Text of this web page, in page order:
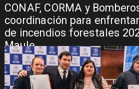
CONAF, CORMA y
coordinación para
de incendios forestales
Maule